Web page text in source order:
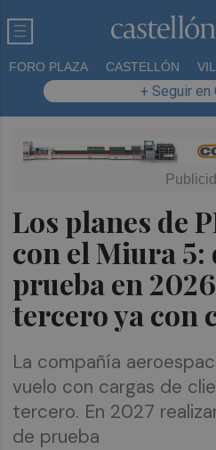
FORO PLAZA CASTELLÓN
+ Seguir en
Los planes de
con el Miura 5:
prueba en
tercero ya con
La compañía
vuelo con cargas de
tercero. En 2027
de prueba